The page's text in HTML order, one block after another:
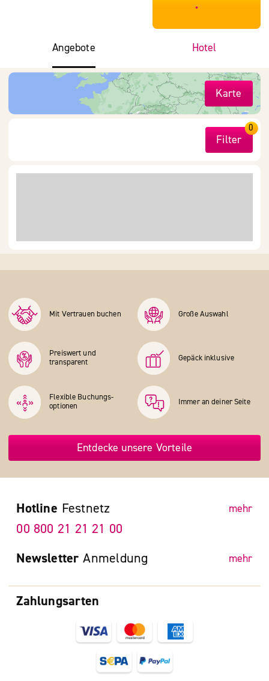
***************
Angebote Hotel
Karte
Filter
0
Mit Vertrauen buchen Große Auswahl
Preiswert und
transparent
Gepäck inklusive
Flexible Buchungs­
optionen
Immer an deiner Seite
Entdecke unsere Vorteile
Zahlungsarten
Hotline Festnetz mehr
00 800 21 21 21 00
Newsletter Anmeldung mehr